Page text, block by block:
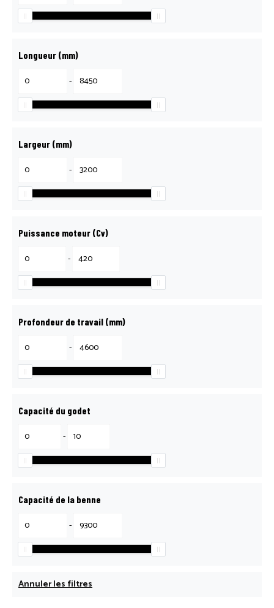
Longueur (mm)
-
Largeur (mm)
-
Puissance moteur (Cv)
-
Profondeur de travail (mm)
-
Capacité du godet
-
Capacité de la benne
-
Annuler les filtres